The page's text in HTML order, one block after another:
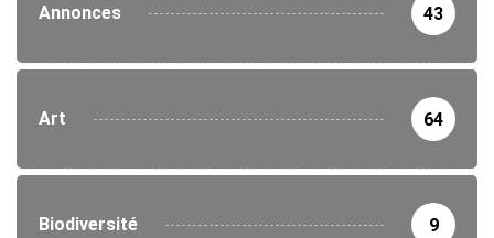
Annonces 43
Art 64
Biodiversité 9